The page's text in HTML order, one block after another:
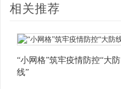
相关推荐
“小网格”筑牢疫情防控“大防
线”